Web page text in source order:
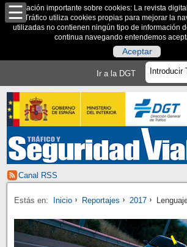
Información importante sobre cookies: La revista
de Tráfico utiliza cookies propias para mejorar la
utilizadas no contienen ningún tipo de información
continua navegando entendemos
Aceptar
Ir a la DGT
Canal RSS
Estás en: Inicio Reportajes 2017